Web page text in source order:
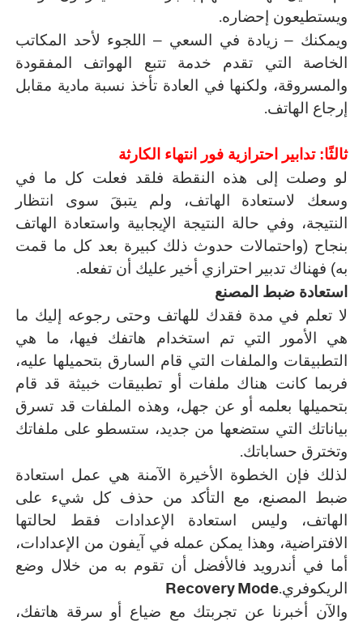
ويستطيعون إحضاره.
ويمكنك – زيادة في السعي – اللجوء لأحد المكاتب
الخاصة التي تقدم خدمة تتبع الهواتف المفقودة
والمسروقة، ولكنها في العادة تأخذ نسبة مادية مقابل
إرجاع الهاتف.
ثالثًا: تدابير احترازية فور انتهاء الكارثة
لو وصلت إلى هذه النقطة فلقد فعلت كل ما في
وسعك لاستعادة الهاتف، ولم يتبقَ سوى انتظار
النتيجة، وفي حالة النتيجة الإيجابية واستعادة الهاتف
بنجاح (واحتمالات حدوث ذلك كبيرة بعد كل ما قمت
به) فهناك تدبير احترازي أخير عليك أن تفعله.
استعادة ضبط المصنع
لا تعلم في مدة فقدك للهاتف وحتى رجوعه إليك ما
هي الأمور التي تم استخدام هاتفك فيها، ما هي
التطبيقات والملفات التي قام السارق بتحميلها عليه،
فربما كانت هناك ملفات أو تطبيقات خبيثة قد قام
بتحميلها بعلمه أو عن جهل، وهذه الملفات قد تسرق
بياناتك التي ستضعها من جديد، ستسطو على ملفاتك
وتخترق حساباتك.
لذلك فإن الخطوة الأخيرة الآمنة هي عمل استعادة
ضبط المصنع، مع التأكد من حذف كل شيء على
الهاتف، وليس استعادة الإعدادات فقط لحالتها
الافتراضية، وهذا يمكن عمله في آيفون من الإعدادات،
أما في أندرويد فالأفضل أن تقوم به من خلال وضع
الريكوفريRecovery Mode.
والآن أخبرنا عن تجربتك مع ضياع أو سرقة هاتفك،